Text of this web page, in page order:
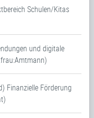
Schulen/Kitas
und digitale
Finanzielle Förderung